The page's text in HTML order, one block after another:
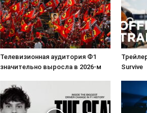
Телевизионная аудитория Ф1
значительно выросла в 2026-м
Survive